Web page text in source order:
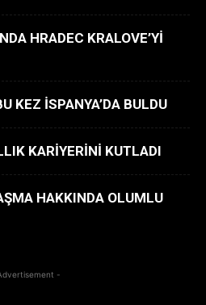
HRADEC KRALOVE’Yİ
KEZ İSPANYA’DA BULDU
KARİYERİNİ KUTLADI
HAKKINDA OLUMLU
-